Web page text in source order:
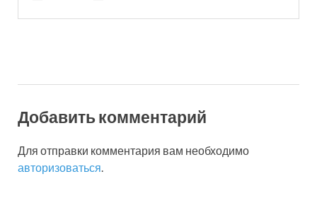
Добавить комментарий
Для отправки комментария вам необходимо
авторизоваться.